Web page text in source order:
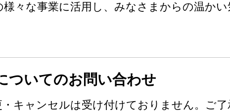
様々な事業に活用し、みなさまからの温かい
いてのお問い合わせ
キャンセルは受け付けておりません。ご